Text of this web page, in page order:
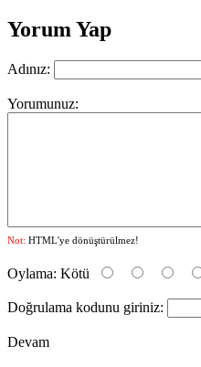
Yorum Yap
Adınız:
Yorumunuz:
Not: HTML'ye dönüştürülmez!
Oylama: Kötü
Doğrulama kodunu giriniz:
Devam